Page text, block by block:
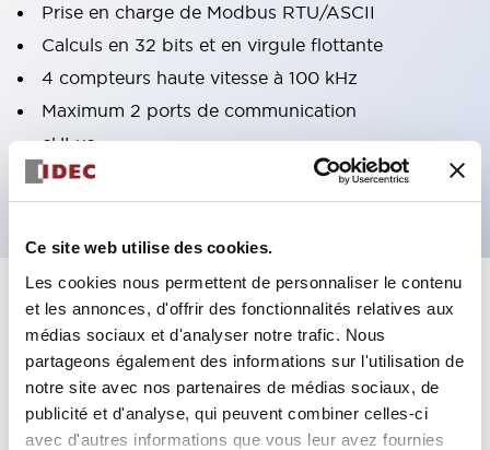
Ce site web utilise des cookies.
Les cookies nous permettent de personnaliser le contenu
et les annonces, d'offrir des fonctionnalités relatives aux
médias sociaux et d'analyser notre trafic. Nous
partageons également des informations sur l'utilisation de
notre site avec nos partenaires de médias sociaux, de
publicité et d'analyse, qui peuvent combiner celles-ci
avec d'autres informations que vous leur avez fournies
Prise en charge de Modbus RTU/ASCII
Calculs en 32 bits et en virgule flottante
4 compteurs haute vitesse à 100 kHz
Maximum 2 ports de communication
cULus
Approbation de type ABS
Documents et fichiers
Fiche Technique Manuels Fichiers CAO